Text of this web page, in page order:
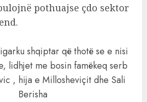
pothuajse çdo sektor
shqiptar që thotë se e nisi
lidhjet me bosin famëkeq serb
, hija e Millosheviçit dhe Sali
Berisha